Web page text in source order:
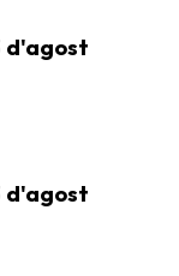
d'agost
d'agost